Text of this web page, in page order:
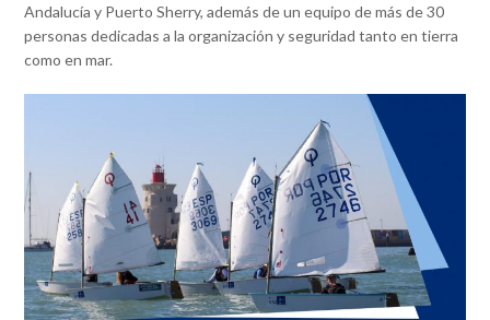
Andalucía y Puerto Sherry, además de un equipo de más de 30
personas dedicadas a la organización y seguridad tanto en tierra
como en mar.